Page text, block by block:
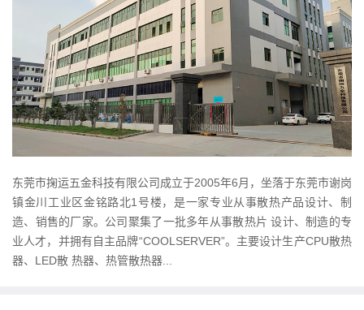
东莞市掬运五金科技有限公司成立于2005年6月，坐落于东莞市谢岗
镇金川工业区金铭路北1号楼，是一家专业从事散热产品设计、制
造、销售的厂家。公司聚集了一批多年从事散热片 设计、制造的专
业人才，并拥有自主品牌“COOLSERVER”。主要设计生产CPU散热
器、LED散 热器、热管散热器...